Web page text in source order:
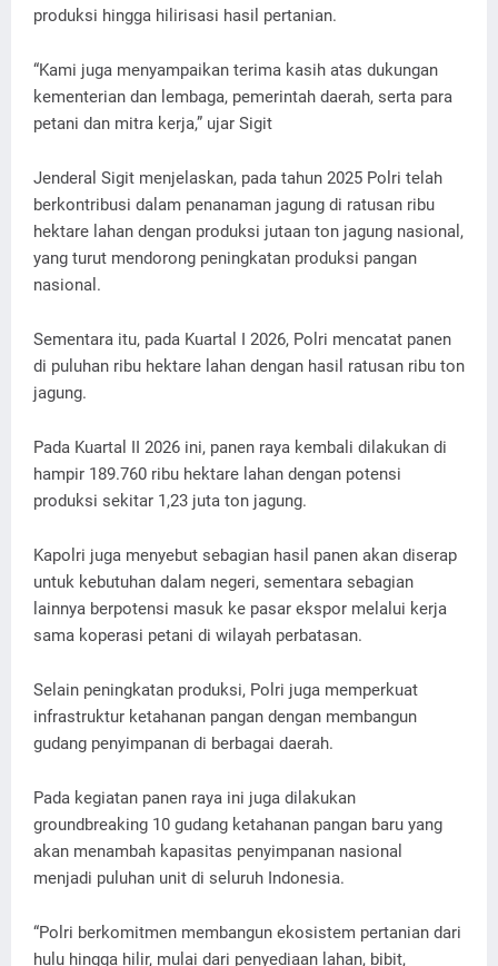
produksi hingga hilirisasi hasil pertanian.
“Kami juga menyampaikan terima kasih atas dukungan
kementerian dan lembaga, pemerintah daerah, serta para
petani dan mitra kerja,” ujar Sigit
Jenderal Sigit menjelaskan, pada tahun 2025 Polri telah
berkontribusi dalam penanaman jagung di ratusan ribu
hektare lahan dengan produksi jutaan ton jagung nasional,
yang turut mendorong peningkatan produksi pangan
nasional.
Sementara itu, pada Kuartal I 2026, Polri mencatat panen
di puluhan ribu hektare lahan dengan hasil ratusan ribu ton
jagung.
Pada Kuartal II 2026 ini, panen raya kembali dilakukan di
hampir 189.760 ribu hektare lahan dengan potensi
produksi sekitar 1,23 juta ton jagung.
Kapolri juga menyebut sebagian hasil panen akan diserap
untuk kebutuhan dalam negeri, sementara sebagian
lainnya berpotensi masuk ke pasar ekspor melalui kerja
sama koperasi petani di wilayah perbatasan.
Selain peningkatan produksi, Polri juga memperkuat
infrastruktur ketahanan pangan dengan membangun
gudang penyimpanan di berbagai daerah.
Pada kegiatan panen raya ini juga dilakukan
groundbreaking 10 gudang ketahanan pangan baru yang
akan menambah kapasitas penyimpanan nasional
menjadi puluhan unit di seluruh Indonesia.
“Polri berkomitmen membangun ekosistem pertanian dari
hulu hingga hilir, mulai dari penyediaan lahan, bibit,